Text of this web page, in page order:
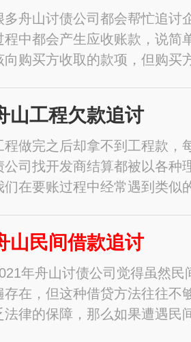
多舟山讨债公司都会帮忙追讨
程中都会产生应收账款，说简
向购买方收取的款项，但购买
山工程欠款追讨
程做完之后却拿不到工程款，
公司找开发商结算都被以各种
们在要账过程中经常遇到类似
山民间借款追讨
年舟山讨债公司觉得虽然民
存在，但这种借贷方法往往不
法律的保障，那么如果遭遇民